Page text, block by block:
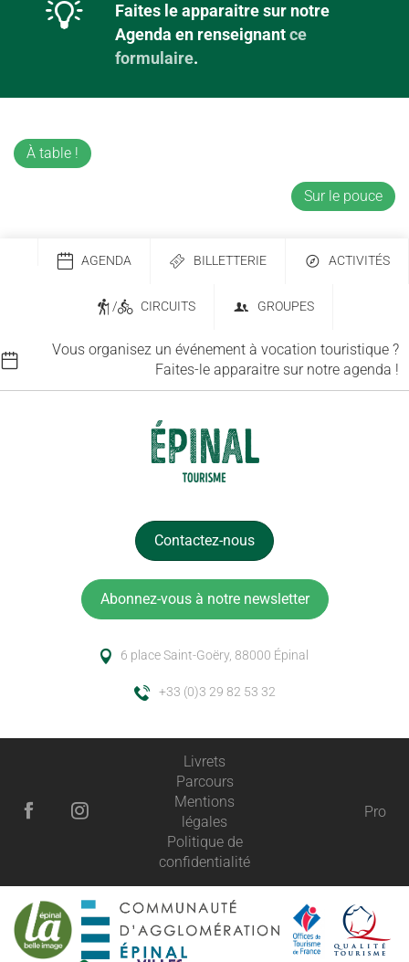
Faites le apparaitre sur notre
Agenda en renseignantce
formulaire.
À table !
Sur le pouce
AGENDA BILLETTERIE ACTIVITÉS
/ CIRCUITS GROUPES
Vous organisez un événement à vocation touristique ?
Faites-le apparaitre sur notre agenda !
Contactez-nous
Abonnez-vous à notre newsletter
6 place Saint-Goëry, 88000 Épinal
+33 (0)3 29 82 53 32
Livrets
Parcours
Mentions
légales
Politique de
confidentialité
Pro